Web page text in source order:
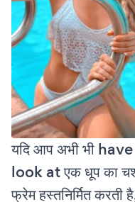
यदि आप अभी भी
look at एक धूप का
फ्रेम हस्तनिर्मित